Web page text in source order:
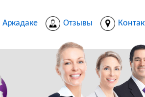
Аркадаке Отзывы